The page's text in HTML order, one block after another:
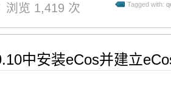
浏览 1,419 次 Tagged with:
中安装eCos并建立